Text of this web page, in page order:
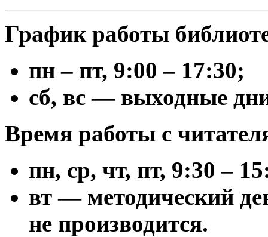
График работы
пн – пт, 9:00 – 17:30;
сб, вс — выходные
Время работы с
пн, ср, чт, пт, 9:30 –
вт — методический
не производится.